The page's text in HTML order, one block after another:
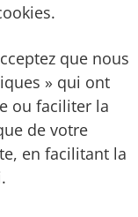
que nous
» qui ont
ou faciliter la
de votre
en facilitant la